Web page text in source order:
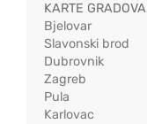
KARTE GRADOVA
Bjelovar
Slavonski brod
Dubrovnik
Zagreb
Pula
Karlovac